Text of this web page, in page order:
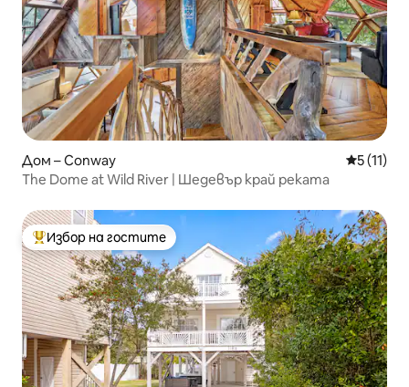
Дом – Conway Средна
5 (11)
The Dome at Wild River | Шедевър край реката
Най-популярен избор на гостите
Избор на гостите